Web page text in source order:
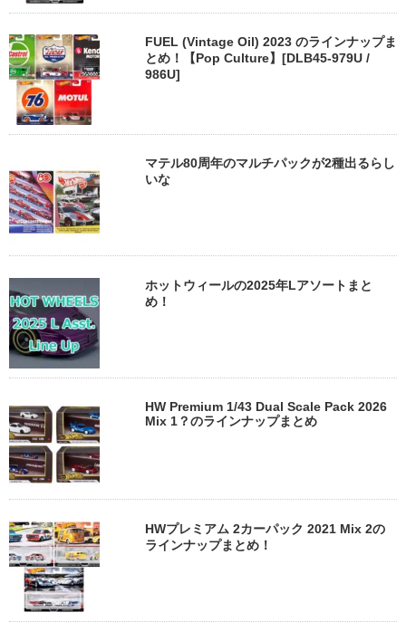
FUEL (Vintage Oil) 2023 のラインナップま
とめ！【Pop Culture】[DLB45-979U /
986U]
マテル80周年のマルチパックが2種出るらし
いな
ホットウィールの2025年Lアソートまと
め！
HW Premium 1/43 Dual Scale Pack 2026
Mix 1？のラインナップまとめ
HWプレミアム 2カーパック 2021 Mix 2の
ラインナップまとめ！